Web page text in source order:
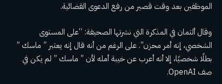
الموظفين بعد وقت قصير من رفع الدعوى القضائية.
وقال ألتمان في المذكرة التي نشرتها الصحيفة: “على المستوى
الشخصي، إنه أمر محزن”. على الرغم من أنه قال إنه يعتبر ” ماسك ”
بطلًا شخصيًا، إلا أنه أعرب عن خيبة أمله لأن ” ماسك ” لم يكن في
صف OpenAI.